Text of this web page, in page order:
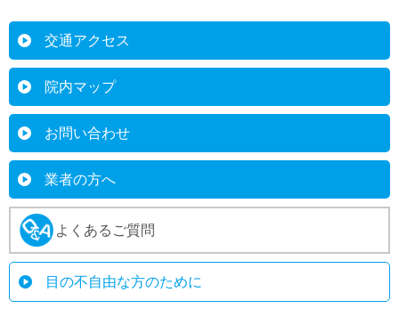
交通アクセス
院内マップ
お問い合わせ
業者の方へ
よくあるご質問
目の不自由な方のために